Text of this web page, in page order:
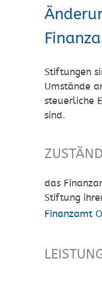
Stiftungen
Umstände
steuerliche
sind.
das
Stiftung
Finanzamt